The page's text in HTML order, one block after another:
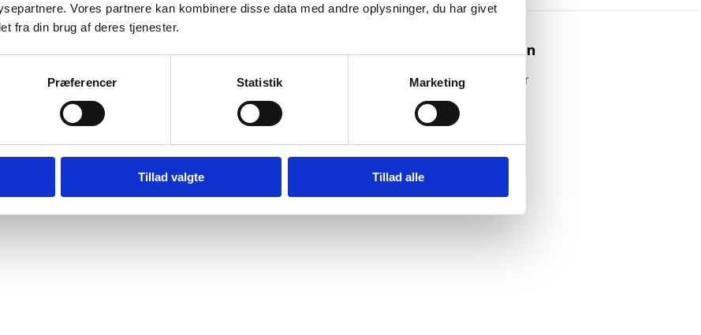
Vores partnere kan kombinere disse data med andre oplysninger, du har givet
fra din brug af deres tjenester.
Præferencer Statistik Marketing
Tillad valgte Tillad alle
og service
Information
Kortbetaling
Levering
Webshoppen
Alle produkter